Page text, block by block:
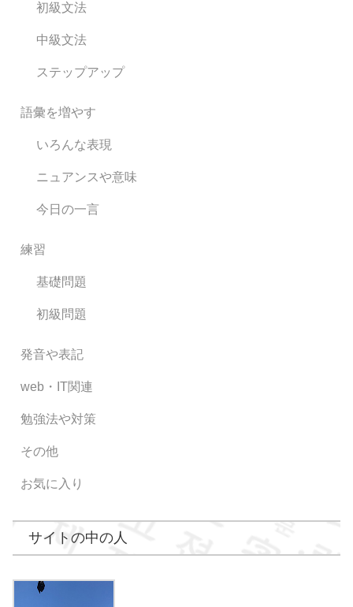
初級文法
中級文法
ステップアップ
語彙を増やす
いろんな表現
ニュアンスや意味
今日の一言
練習
基礎問題
初級問題
発音や表記
web・IT関連
勉強法や対策
その他
お気に入り
サイトの中の人
うぉんぎ